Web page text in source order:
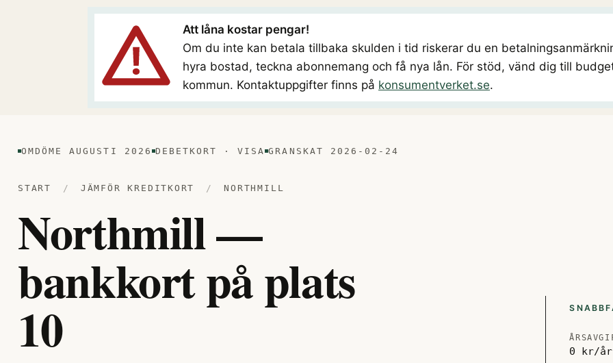
Att låna kostar pengar!
Om du inte kan betala tillbaka skulden i tid riskerar du en
hyra bostad, teckna abonnemang och få nya lån. För stöd, vänd dig till
kommun. Kontaktuppgifter finns på konsumentverket.se.
OMDÖME AUGUSTI 2026 DEBETKORT · VISA GRANSKAT 2026-02-24
START / JÄMFÖR KREDITKORT / NORTHMILL
Northmill —
bankkort på plats
10 0 kr/år